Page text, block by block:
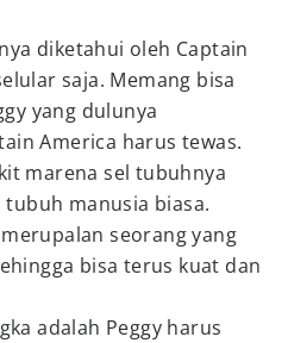
diketahui oleh Captain
saja. Memang bisa
yang dulunya
America harus tewas.
marena sel tubuhnya
manusia biasa.
seorang yang
bisa terus kuat dan
adalah Peggy harus